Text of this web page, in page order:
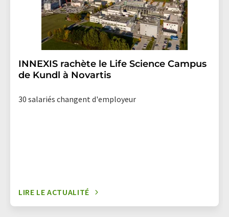
INNEXIS rachète le Life Science Campus
de Kundl à Novartis
30 salariés changent d'employeur
LIRE LE ACTUALITÉ